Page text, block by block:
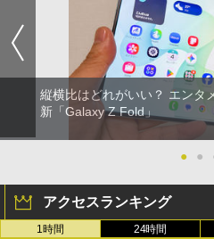
縦横比はどれがいい？ エンタ
新「Galaxy Z Fold」
● ●
アクセスランキング
1時間 24時間